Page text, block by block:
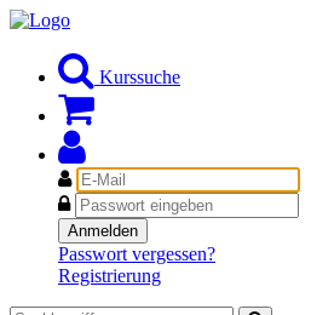
Kurssuche
E-
Mail
Passwort
Anmelden
Passwort vergessen?
Registrierung